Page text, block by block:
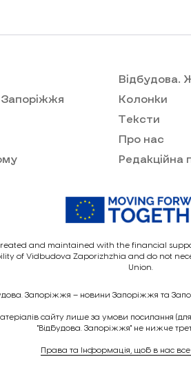
Відбудова.
Колонки
Тексти
Про нас
Редакційна
and maintained with the financial
of Vidbudova Zaporizhzhia and do not
Union.
Запоріжжя – новини Запоріжжя та
сайту лише за умови посилання
"Відбудова. Запоріжжя" не нижче
Права та Інформація, щоб в нас